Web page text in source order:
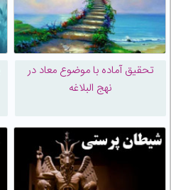
تحقیق آماده با موضوع معاد در
نهج البلاغه